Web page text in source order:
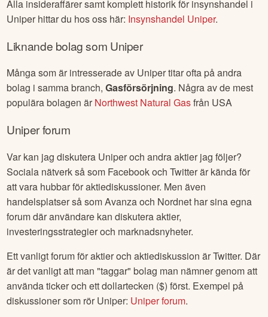
Alla insideraffärer samt komplett historik för insynshandel i
Uniper hittar du hos oss här: Insynshandel Uniper.
Liknande bolag som Uniper
Många som är intresserade av Unipertitar ofta på andra
bolag i samma branch,Gasförsörjning. Några av de mest
populära bolagen är Northwest Natural Gasfrån USA
Uniperforum
Var kan jag diskutera Uniperoch andra aktier jag följer?
Sociala nätverk så som Facebook och Twitter är kända för
att vara hubbar för aktiediskussioner. Men även
handelsplatser så som Avanza och Nordnet har sina egna
forum där användare kan diskutera aktier,
investeringsstrategier och marknadsnyheter.
Ett vanligt forum för aktier och aktiediskussion är Twitter. Där
är det vanligt att man "taggar" bolag man nämner genom att
använda ticker och ett dollartecken ($) först. Exempel på
diskussioner som rör Uniper: Uniperforum.